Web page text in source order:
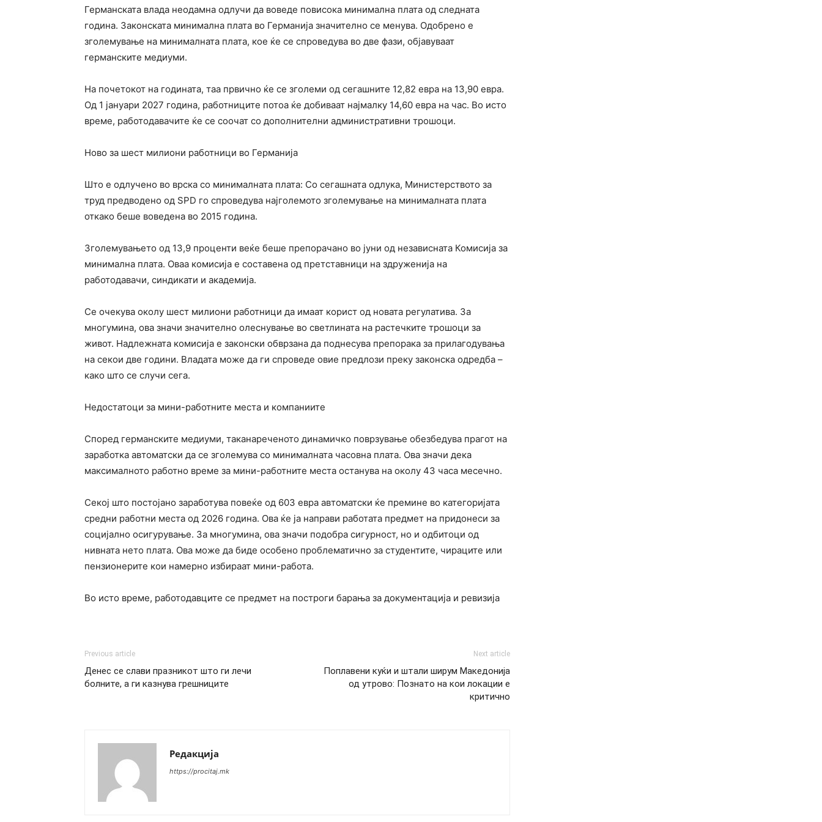
Германската влада неодамна одлучи да воведе повисока минимална плата од следната
година. Законската минимална плата во Германија значително се менува. Одобрено е
зголемување на минималната плата, кое ќе се спроведува во две фази, објавуваат
германските медиуми.
На почетокот на годината, таа првично ќе се зголеми од сегашните 12,82 евра на 13,90 евра.
Од 1 јануари 2027 година, работниците потоа ќе добиваат најмалку 14,60 евра на час. Во исто
време, работодавачите ќе се соочат со дополнителни административни трошоци.
Ново за шест милиони работници во Германија
Што е одлучено во врска со минималната плата: Со сегашната одлука, Министерството за
труд предводено од SPD го спроведува најголемото зголемување на минималната плата
откако беше воведена во 2015 година.
Зголемувањето од 13,9 проценти веќе беше препорачано во јуни од независната Комисија за
минимална плата. Оваа комисија е составена од претставници на здруженија на
работодавачи, синдикати и академија.
Се очекува околу шест милиони работници да имаат корист од новата регулатива. За
многумина, ова значи значително олеснување во светлината на растечките трошоци за
живот. Надлежната комисија е законски обврзана да поднесува препорака за прилагодувања
на секои две години. Владата може да ги спроведе овие предлози преку законска одредба –
како што се случи сега.
Недостатоци за мини-работните места и компаниите
Според германските медиуми, таканареченото динамичко поврзување обезбедува прагот на
заработка автоматски да се зголемува со минималната часовна плата. Ова значи дека
максималното работно време за мини-работните места останува на околу 43 часа месечно.
Секој што постојано заработува повеќе од 603 евра автоматски ќе премине во категоријата
средни работни места од 2026 година. Ова ќе ја направи работата предмет на придонеси за
социјално осигурување. За многумина, ова значи подобра сигурност, но и одбитоци од
нивната нето плата. Ова може да биде особено проблематично за студентите, чираците или
пензионерите кои намерно избираат мини-работа.
Во исто време, работодавците се предмет на построги барања за документација и ревизија
Previous article
Денес се слави празникот што ги лечи
болните, а ги казнува грешниците
Next article
Поплавени куќи и штали ширум Македонија
од утрово: Познато на кои локации е
критично
Редакција
https://procitaj.mk